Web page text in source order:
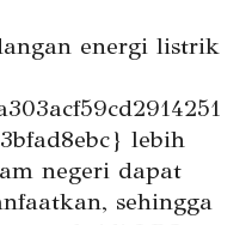
energi listrik
lebih
negeri dapat
sehingga